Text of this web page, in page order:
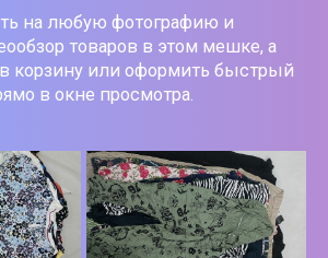
на любую фотографию и
товаров в этом мешке, а
корзину или оформить быстрый
в окне просмотра.